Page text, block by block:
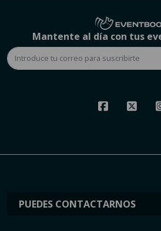
Mantente al día con tus
PUEDES CONTACTARNOS